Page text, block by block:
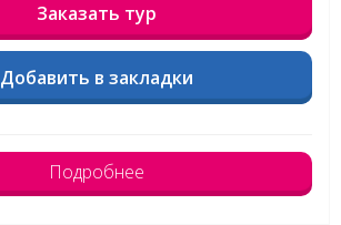
Заказать тур
Добавить в закладки
Подробнее